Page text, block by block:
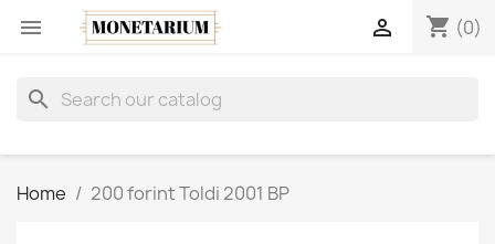
 shopping_cart (0)

search
Home 200 forint Toldi 2001 BP